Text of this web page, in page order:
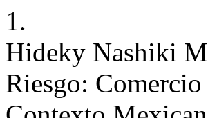
1.
Hideky Nashiki
Riesgo: